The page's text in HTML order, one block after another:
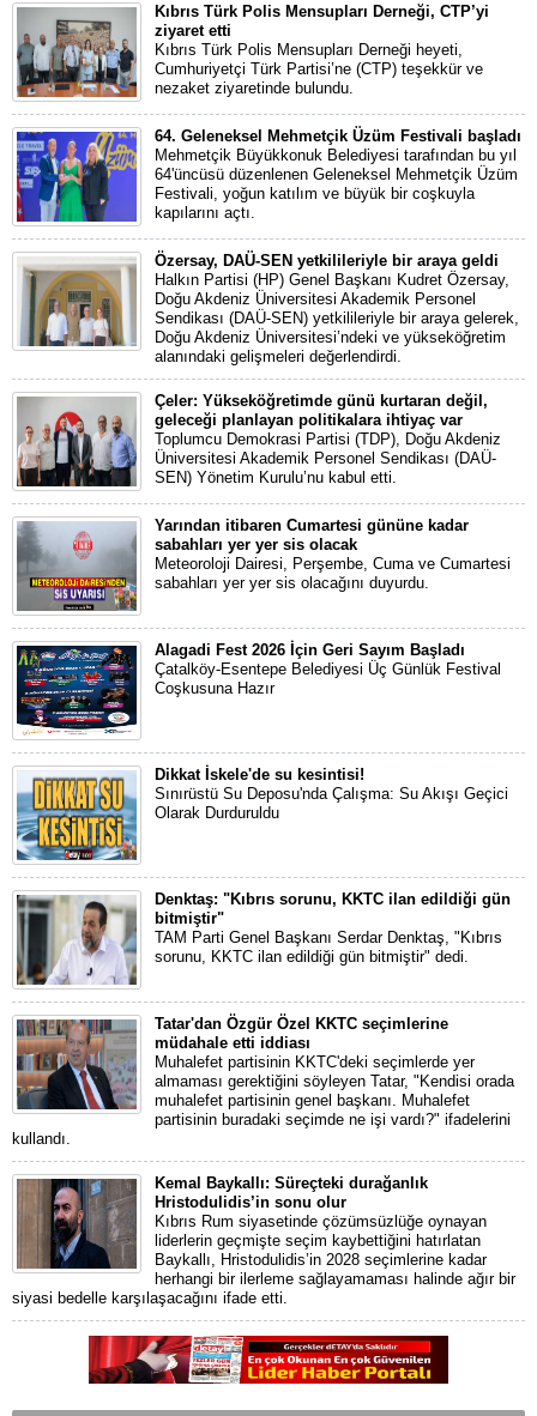
Kıbrıs Türk Polis Mensupları Derneği, CTP’yi
ziyaret etti
Kıbrıs Türk Polis Mensupları Derneği heyeti,
Cumhuriyetçi Türk Partisi’ne (CTP) teşekkür ve
nezaket ziyaretinde bulundu.
64. Geleneksel Mehmetçik Üzüm Festivali başladı
Mehmetçik Büyükkonuk Belediyesi tarafından bu yıl
64'üncüsü düzenlenen Geleneksel Mehmetçik Üzüm
Festivali, yoğun katılım ve büyük bir coşkuyla
kapılarını açtı.
Özersay, DAÜ-SEN yetkilileriyle bir araya geldi
Halkın Partisi (HP) Genel Başkanı Kudret Özersay,
Doğu Akdeniz Üniversitesi Akademik Personel
Sendikası (DAÜ-SEN) yetkilileriyle bir araya gelerek,
Doğu Akdeniz Üniversitesi’ndeki ve yükseköğretim
alanındaki gelişmeleri değerlendirdi.
Çeler: Yükseköğretimde günü kurtaran değil,
geleceği planlayan politikalara ihtiyaç var
Toplumcu Demokrasi Partisi (TDP), Doğu Akdeniz
Üniversitesi Akademik Personel Sendikası (DAÜ-
SEN) Yönetim Kurulu’nu kabul etti.
Yarından itibaren Cumartesi gününe kadar
sabahları yer yer sis olacak
Meteoroloji Dairesi, Perşembe, Cuma ve Cumartesi
sabahları yer yer sis olacağını duyurdu.
Alagadi Fest 2026 İçin Geri Sayım Başladı
Çatalköy-Esentepe Belediyesi Üç Günlük Festival
Coşkusuna Hazır
Dikkat İskele'de su kesintisi!
Sınırüstü Su Deposu'nda Çalışma: Su Akışı Geçici
Olarak Durduruldu
Denktaş: "Kıbrıs sorunu, KKTC ilan edildiği gün
bitmiştir"
TAM Parti Genel Başkanı Serdar Denktaş, "Kıbrıs
sorunu, KKTC ilan edildiği gün bitmiştir" dedi.
Tatar'dan Özgür Özel KKTC seçimlerine
müdahale etti iddiası
Muhalefet partisinin KKTC'deki seçimlerde yer
almaması gerektiğini söyleyen Tatar, "Kendisi orada
muhalefet partisinin genel başkanı. Muhalefet
partisinin buradaki seçimde ne işi vardı?" ifadelerini
kullandı.
Kemal Baykallı: Süreçteki durağanlık
Hristodulidis’in sonu olur
Kıbrıs Rum siyasetinde çözümsüzlüğe oynayan
liderlerin geçmişte seçim kaybettiğini hatırlatan
Baykallı, Hristodulidis’in 2028 seçimlerine kadar
herhangi bir ilerleme sağlayamaması halinde ağır bir
siyasi bedelle karşılaşacağını ifade etti.